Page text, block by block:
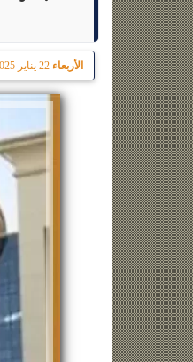
الأربعاء 22 يناير 2025